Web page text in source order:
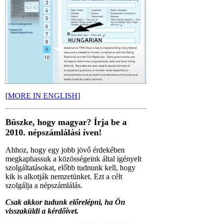
[MORE IN ENGLISH]
Büszke, hogy magyar? Írja be a
2010. népszámlálási íven!
Ahhoz, hogy egy jobb jövő érdekében
megkaphassuk a közösségeink által igényelt
szolgáltatásokat, előbb tudnunk kell, hogy
kik is alkotják nemzetünket. Ezt a célt
szolgálja a népszámlálás.
Csak akkor tudunk előrelépni, ha Ön
visszaküldi a kérdőívet.